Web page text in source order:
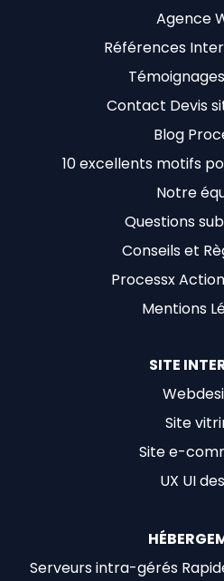
Agence
Références
Contact Devis
Blog
10 excellents motifs
Notre
Questions
Conseils et
Processx
Mentions
SITE
Site
Site e-
UX UI
Serveurs intra-gérés